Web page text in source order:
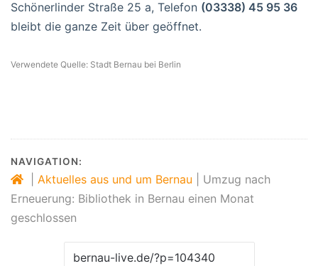
Schönerlinder Straße 25 a, Telefon (03338) 45 95 36
bleibt die ganze Zeit über geöffnet.
Verwendete Quelle: Stadt Bernau bei Berlin
NAVIGATION:
Aktuelles aus und um Bernau
Umzug nach
Erneuerung: Bibliothek in Bernau einen Monat
geschlossen